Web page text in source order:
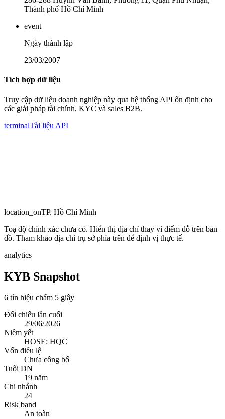
Thành phố Hồ Chí Minh
event
Ngày thành lập
23/03/2007
Tích hợp dữ liệu
Truy cập dữ liệu doanh nghiệp này qua hệ thống API ổn định cho
các giải pháp tài chính, KYC và sales B2B.
terminalTài liệu API
location_onTP. Hồ Chí Minh
Toạ độ chính xác chưa có. Hiển thị địa chỉ thay vì điểm đỗ trên bản
đồ. Tham khảo địa chỉ trụ sở phía trên để định vị thực tế.
analytics
KYB Snapshot
6 tín hiệu chấm 5 giây
Đối chiếu lần cuối
29/06/2026
Niêm yết
HOSE: HQC
Vốn điều lệ
Chưa công bố
Tuổi DN
19 năm
Chi nhánh
24
Risk band
An toàn